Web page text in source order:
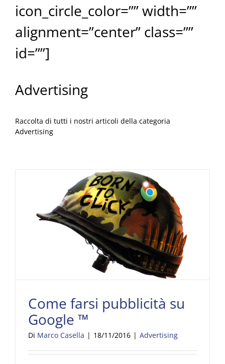
icon_circle_color=”” width=””
alignment=”center” class=””
id=””]
Advertising
Raccolta di tutti i nostri articoli della categoria
Advertising
Come farsi pubblicità su
Google ™
Di Marco Casella | 18/11/2016 | Advertising